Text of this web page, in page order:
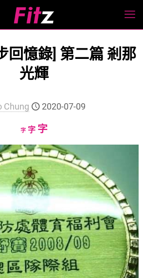
回憶錄] 第二篇 剎那
光輝
Chung 2020-07-09
字Decrease
size.
字Reset
size.
字Increase
size.